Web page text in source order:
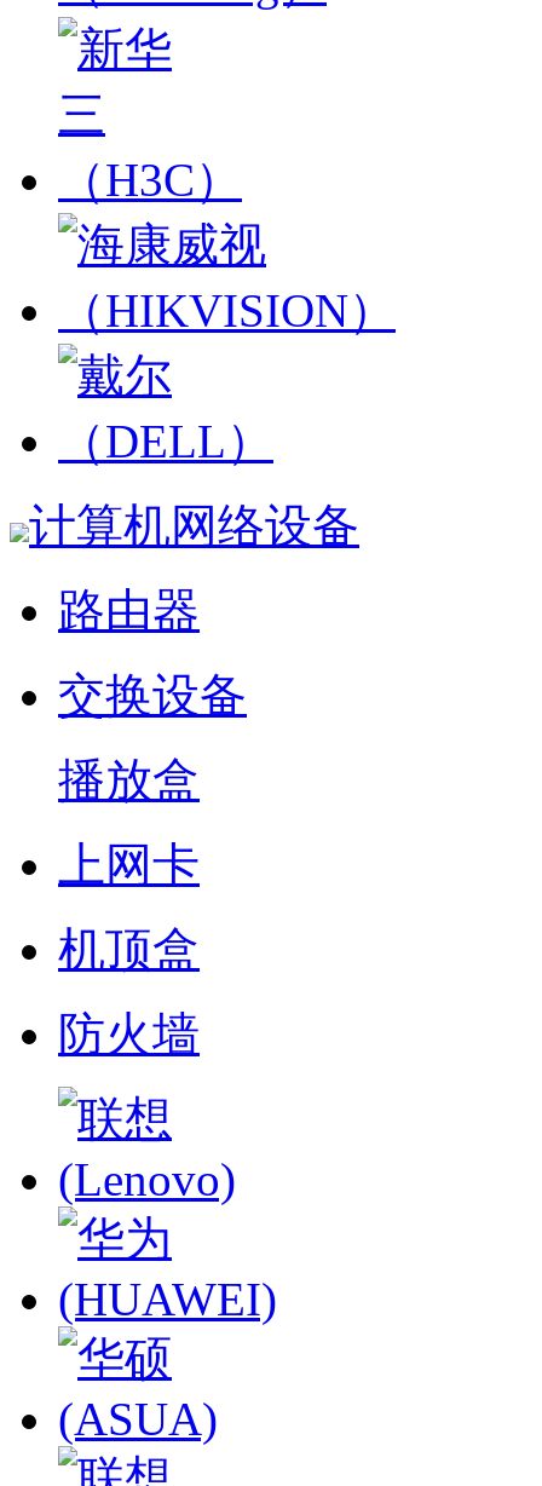
计算机网络设备
路由器
交换设备
播放盒
上网卡
机顶盒
防火墙